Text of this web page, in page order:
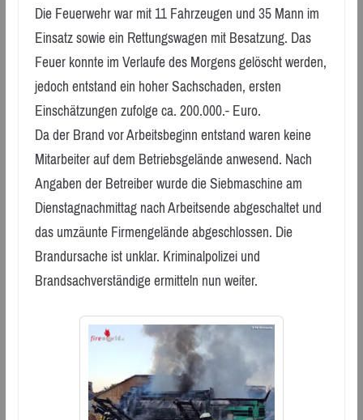
Die Feuerwehr war mit 11 Fahrzeugen und 35 Mann im
Einsatz sowie ein Rettungswagen mit Besatzung. Das
Feuer konnte im Verlaufe des Morgens gelöscht werden,
jedoch entstand ein hoher Sachschaden, ersten
Einschätzungen zufolge ca. 200.000.- Euro.
Da der Brand vor Arbeitsbeginn entstand waren keine
Mitarbeiter auf dem Betriebsgelände anwesend. Nach
Angaben der Betreiber wurde die Siebmaschine am
Dienstagnachmittag nach Arbeitsende abgeschaltet und
das umzäunte Firmengelände abgeschlossen. Die
Brandursache ist unklar. Kriminalpolizei und
Brandsachverständige ermitteln nun weiter.